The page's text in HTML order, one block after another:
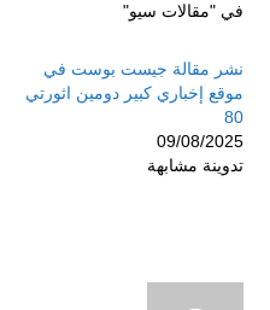
في "مقالات سيو"
نشر مقالة جيست بوست في
موقع إخباري كبير دومين اثورتي
80
09/08/2025
تدوينة مشابهة